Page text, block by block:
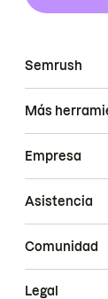
Semrush
Más
Empresa
Asistencia
Comunidad
Legal